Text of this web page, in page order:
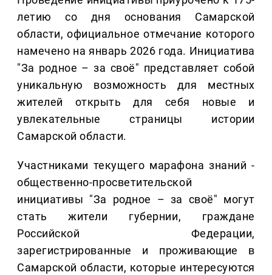
летию со дня основания Самарской
области, официальное отмечание которого
намечено на январь 2026 года. Инициатива
"За родное – за своё" представляет собой
уникальную возможность для местных
жителей открыть для себя новые и
увлекательные страницы истории
Самарской области.
Участниками текущего марафона знаний -
общественно-просветительской
инициативы "За родное – за своё" могут
стать жители губернии, граждане
Российской Федерации,
зарегистрированные и проживающие в
Самарской области, которые интересуются